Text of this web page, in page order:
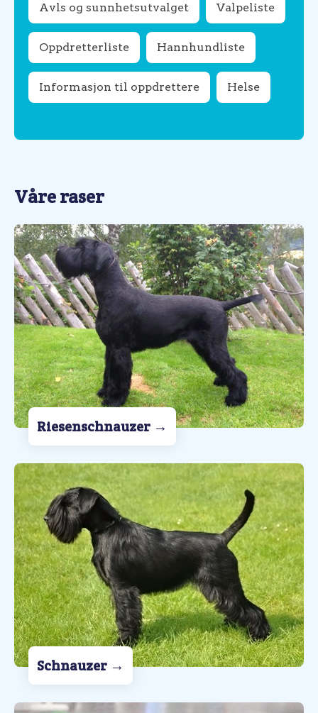
Avls og sunnhetsutvalget Valpeliste
Oppdretterliste Hannhundliste
Informasjon til oppdrettere Helse
Våre raser
Riesenschnauzer →
Schnauzer →